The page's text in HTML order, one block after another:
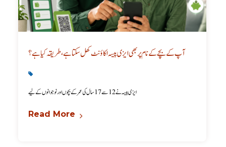
آپ کے بچے کے نام پر بھی ایزی پیسہ اکاؤنٹ کھل سکتا ہے، طریقہ کیا ہے؟
ایزی پیسہ نے 12 سے 17 سال کی عمر کے بچوں اور نوجوانوں کے لیے
Read More